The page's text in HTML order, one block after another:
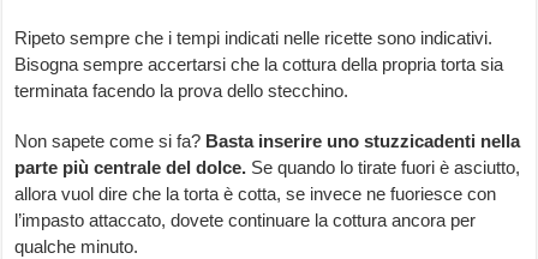
Ripeto sempre che i tempi indicati nelle ricette sono indicativi.
Bisogna sempre accertarsi che la cottura della propria torta sia
terminata facendo la prova dello stecchino.
Non sapete come si fa? Basta inserire uno stuzzicadenti nella
parte più centrale del dolce. Se quando lo tirate fuori è asciutto,
allora vuol dire che la torta è cotta, se invece ne fuoriesce con
l’impasto attaccato, dovete continuare la cottura ancora per
qualche minuto.